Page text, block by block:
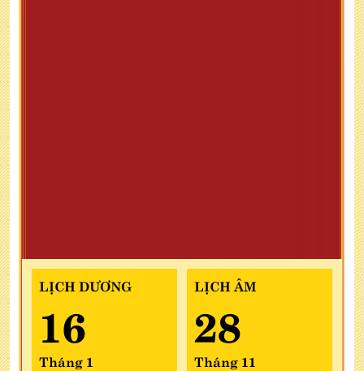
LỊCH DƯƠNG
16
Tháng 1
LỊCH ÂM
28
Tháng 11